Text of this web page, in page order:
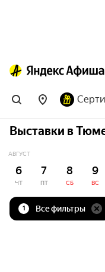
Выставки в
АВГУСТ
6
ЧТ
7
ПТ
8
СБ
9
ВС
1 Все фильтры